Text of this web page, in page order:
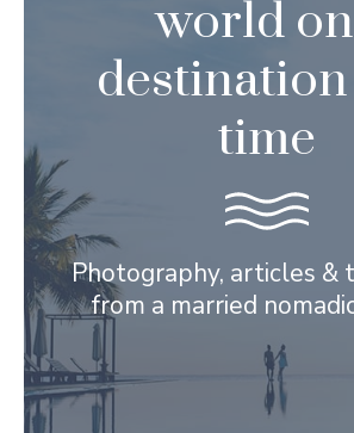
world
destination
time
Photography, articles &
from a married